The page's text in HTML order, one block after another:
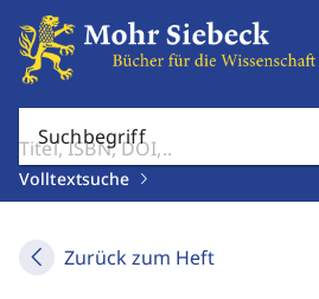
Suchbegriff
Volltextsuche
Zurück zum Heft